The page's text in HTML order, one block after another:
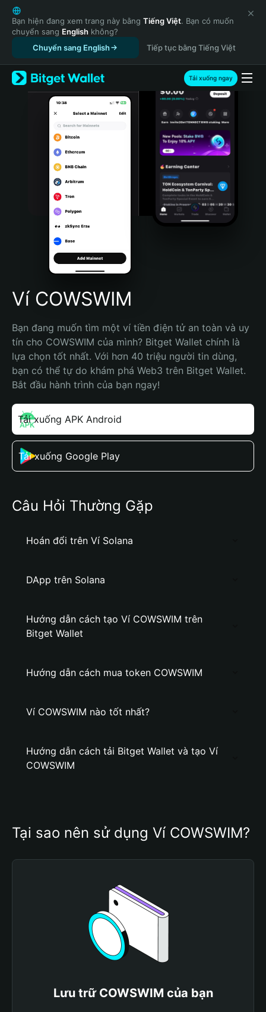
English
日本語
Tiếng Việt
Русский
Español (Latinoamérica)
Türkçe
Italiano
Português (Portugal)
Bahasa Indonesia
Português (Brasil)
Español (Argentina)
Bạn hiện đang xem trang này bằng Tiếng Việt. Bạn có muốn
chuyển sang English không?
Chuyển sang English
Tiếp tục bằng Tiếng Việt
Tải xuống ngay
Ví COWSWIM
Bạn đang muốn tìm một ví tiền điện tử an toàn và uy
tín cho COWSWIM của mình? Bitget Wallet chính là
lựa chọn tốt nhất. Với hơn 40 triệu người tin dùng,
bạn có thể tự do khám phá Web3 trên Bitget Wallet.
Bắt đầu hành trình của bạn ngay!
Tải xuống APK Android
Tải xuống Google Play
Câu Hỏi Thường Gặp
Hoán đổi trên Ví Solana
DApp trên Solana
Hướng dẫn cách tạo Ví COWSWIM trên
Bitget Wallet
Hướng dẫn cách mua token COWSWIM
Ví COWSWIM nào tốt nhất?
Hướng dẫn cách tải Bitget Wallet và tạo Ví
COWSWIM
Tại sao nên sử dụng Ví COWSWIM?
Lưu trữ COWSWIM của bạn